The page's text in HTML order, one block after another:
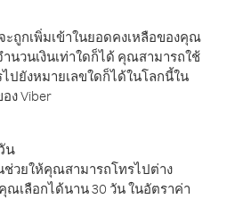
ะถูกเพิ่มเข้าในยอดคงเหลือของคุณ
นวนเงินเท่าใดก็ได้ คุณสามารถใช้
ปยังหมายเลขใดก็ได้ในโลกนี้ใน
ง Viber
น
ช่วยให้คุณสามารถโทรไปต่าง
ณเลือกได้นาน 30 วัน ในอัตราค่า